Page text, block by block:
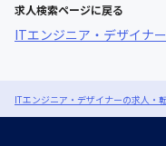
求人検索ページに戻る
ITエンジニア・デザイナ
ITエンジニア・デザイナーの求人・